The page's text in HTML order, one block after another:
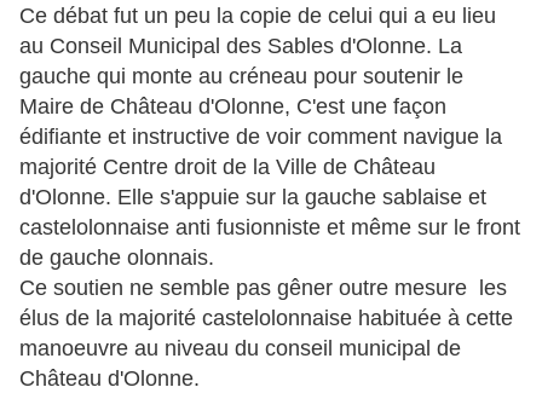
Ce débat fut un peu la copie de celui qui a eu lieu
au Conseil Municipal des Sables d'Olonne. La
gauche qui monte au créneau pour soutenir le
Maire de Château d'Olonne, C'est une façon
édifiante et instructive de voir comment navigue la
majorité Centre droit de la Ville de Château
d'Olonne. Elle s'appuie sur la gauche sablaise et
castelolonnaise anti fusionniste et même sur le front
de gauche olonnais.
Ce soutien ne semble pas gêner outre mesure les
élus de la majorité castelolonnaise habituée à cette
manoeuvre au niveau du conseil municipal de
Château d'Olonne.